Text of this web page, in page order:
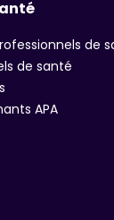
de
de santé
APA